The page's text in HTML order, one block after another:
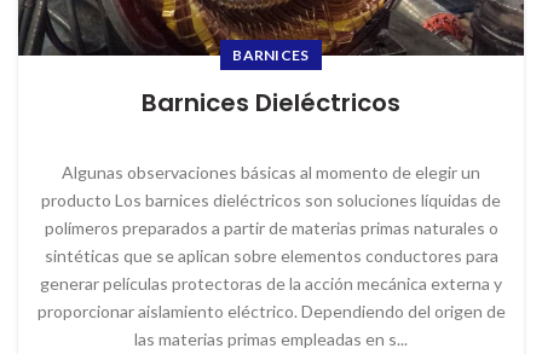
BARNICES
Barnices Dieléctricos
Algunas observaciones básicas al momento de elegir un
producto Los barnices dieléctricos son soluciones líquidas de
polímeros preparados a partir de materias primas naturales o
sintéticas que se aplican sobre elementos conductores para
generar películas protectoras de la acción mecánica externa y
proporcionar aislamiento eléctrico. Dependiendo del origen de
las materias primas empleadas en s...